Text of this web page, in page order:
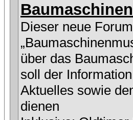
Dieser neue
über das
soll der
Aktuelles sowie
dienen